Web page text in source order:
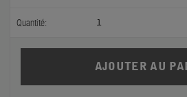
GROOMING
ODDITIES
Quantité: 1